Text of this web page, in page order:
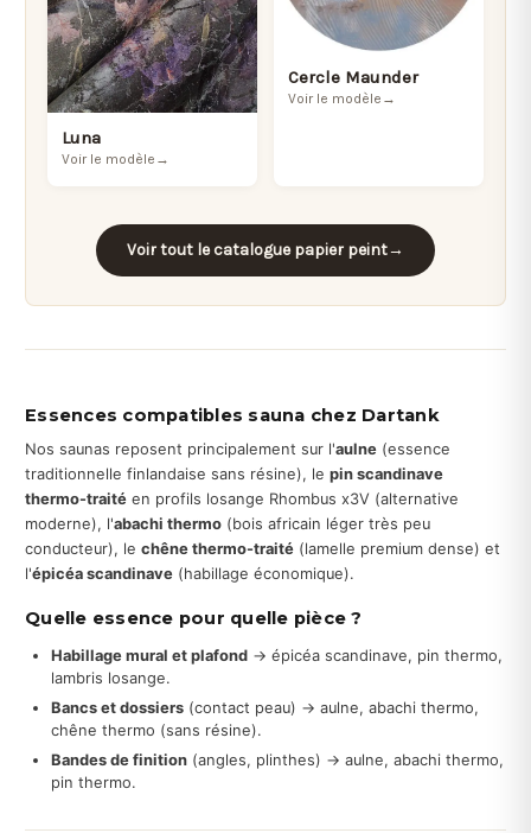
Luna
Voir le modèle →
Cercle Maunder
Voir le modèle →
Voir tout le catalogue papier peint→
Essences compatibles sauna chez Dartank
Nos saunas reposent principalement sur l'aulne (essence
traditionnelle finlandaise sans résine), le pin scandinave
thermo-traité en profils losange Rhombus x3V (alternative
moderne), l'abachi thermo (bois africain léger très peu
conducteur), le chêne thermo-traité (lamelle premium dense) et
l'épicéa scandinave (habillage économique).
Quelle essence pour quelle pièce ?
Habillage mural et plafond → épicéa scandinave, pin thermo,
lambris losange.
Bancs et dossiers (contact peau) → aulne, abachi thermo,
chêne thermo (sans résine).
Bandes de finition (angles, plinthes) → aulne, abachi thermo,
pin thermo.